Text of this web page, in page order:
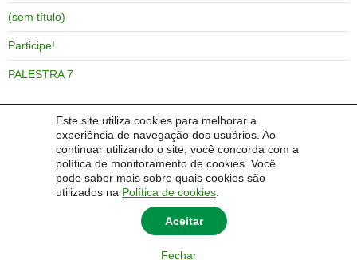
Este site utiliza cookies para melhorar a
experiência de navegação dos usuários. Ao
continuar utilizando o site, você concorda com a
política de monitoramento de cookies. Você
pode saber mais sobre quais cookies são
utilizados na Política de cookies
Aceitar
Fechar
(sem título)
Participe!
PALESTRA 7
COMENTÁRIOS
Um comentarista do WordPressemOlá, mundo!
© 2014 Universidade Federal do Pampa - UNIPAMPA